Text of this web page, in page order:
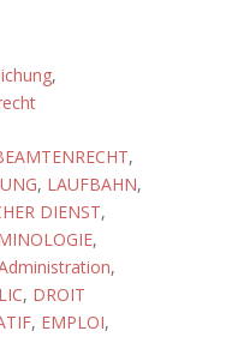
,
,
, LAUFBAHN,
DIENST,
,
,
, DROIT
, EMPLOI,